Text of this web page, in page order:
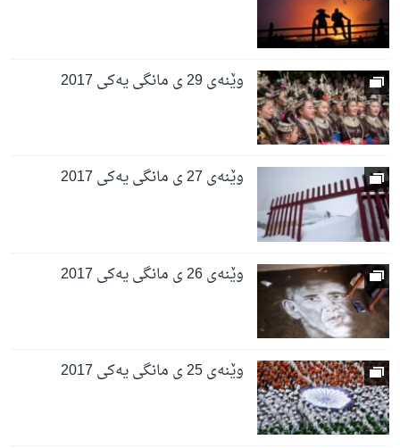
وێنەی 29 ی مانگی یەکی 2017
وێنەی 27 ی مانگی یەکی 2017
وێنەی 26 ی مانگی یەکی 2017
وێنەی 25 ی مانگی یەکی 2017